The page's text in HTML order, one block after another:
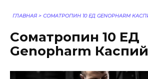
ГЛАВНАЯ > СОМАТРОПИН 10 ЕД GENOPHARM
Соматропин 10 ЕД
Genopharm